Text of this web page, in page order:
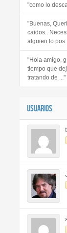
"como lo
"Buenas,
caidos..
alguien lo
"Hola amigo,
tiempo que
tratando de ..."
USUARIOS